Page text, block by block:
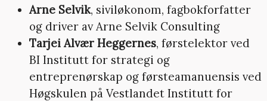
Arne Selvik, siviløkonom, fagbokforfatter
og driver av Arne Selvik Consulting
Tarjei Alvær Heggernes, førstelektor ved
BI Institutt for strategi og
entreprenørskap og førsteamanuensis ved
Høgskulen på Vestlandet Institutt for